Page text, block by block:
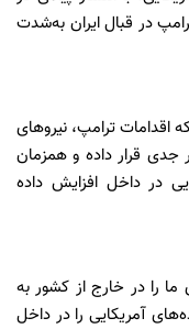
در قبال ایران به‌شدت
اقدامات ترامپ، نیروهای
قرار داده و همزمان
در داخل افزایش داده
را در خارج از کشور به
آمریکایی را در داخل